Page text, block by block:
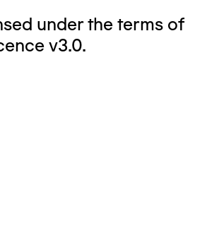
under the terms of
v3.0.